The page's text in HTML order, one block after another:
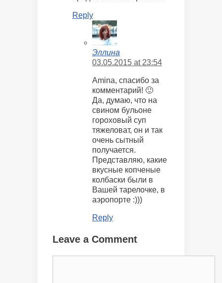
Reply
Эллина
03.05.2015 at 23:54
Amina, спасибо за
комментарий! 🙂
Да, думаю, что на
свином бульоне
гороховый суп
тяжеловат, он и так
очень сытный
получается.
Представляю, какие
вкусные копченые
колбаски были в
Вашей тарелочке, в
аэропорте :)))
Reply
Leave a Comment